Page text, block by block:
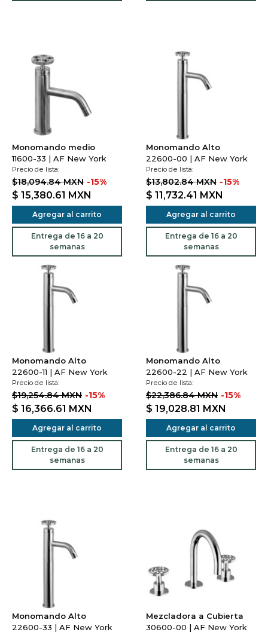
Monomando medio
11600-33 | AF New York
Precio de lista:
$18,094.84 MXN -15%
$ 15,380.61 MXN
Agregar al carrito
Entrega de 16 a 20
semanas
Monomando Alto
22600-00 | AF New York
Precio de lista:
$13,802.84 MXN -15%
$ 11,732.41 MXN
Agregar al carrito
Entrega de 16 a 20
semanas
Monomando Alto
22600-11 | AF New York
Precio de lista:
$19,254.84 MXN -15%
$ 16,366.61 MXN
Agregar al carrito
Entrega de 16 a 20
semanas
Monomando Alto
22600-22 | AF New York
Precio de lista:
$22,386.84 MXN -15%
$ 19,028.81 MXN
Agregar al carrito
Entrega de 16 a 20
semanas
Monomando Alto
22600-33 | AF New York
Mezcladora a Cubierta
30600-00 | AF New York